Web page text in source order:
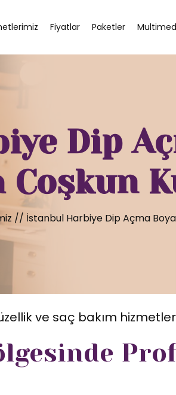
Fiyatlar Paketler
Dip
Coşkun
// İstanbul Harbiye Dip Açma
ve saç bakım